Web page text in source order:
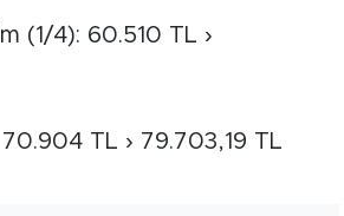
(1/4): 60.510 TL ›
TL › 79.703,19 TL